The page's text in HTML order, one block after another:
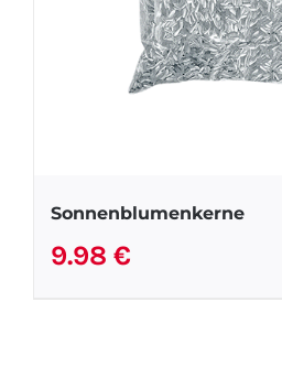
Sonnenblumenkerne
9.98 €